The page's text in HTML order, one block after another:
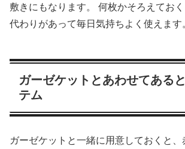
敷きにもなります。 何枚かそろえてお
代わりがあって毎日気持ちよく使えます
ガーゼケットとあわせてある
テム
ガーゼケットと一緒に用意しておくと、